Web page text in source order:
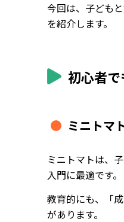
今回は、子ども
を紹介します。
初心者
ミニトマ
ミニトマトは、
入門に最適です。
教育的にも、「
があります。